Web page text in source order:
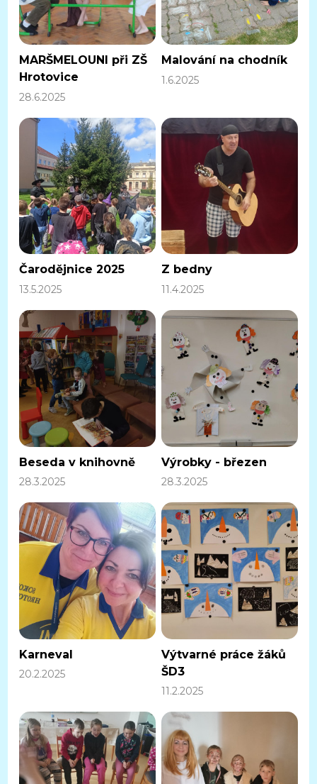
MARŠMELOUNI při ZŠ
Hrotovice
28.6.2025
Malování na chodník
1.6.2025
Čarodějnice 2025
13.5.2025
Z bedny
11.4.2025
Beseda v knihovně
28.3.2025
Výrobky - březen
28.3.2025
Karneval
20.2.2025
Výtvarné práce žáků
ŠD3
11.2.2025